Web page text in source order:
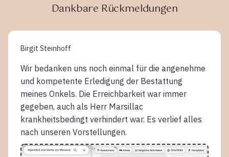
Dankbare Rückmeldungen
Birgit Steinhoff
Wir bedanken uns noch einmal für die angenehme
und kompetente Erledigung der Bestattung
meines Onkels. Die Erreichbarkeit war immer
gegeben, auch als Herr Marsillac
krankheitsbedingt verhindert war. Es verlief alles
nach unseren Vorstellungen.